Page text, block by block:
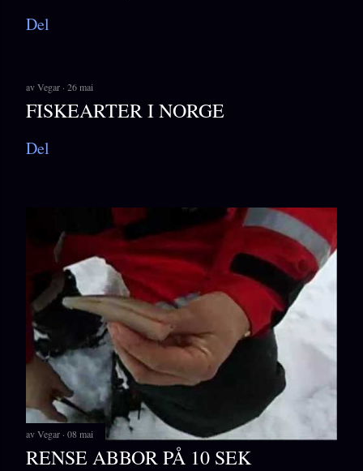
Del
avVegar 26 mai
FISKEARTER I NORGE
Del
avVegar 08 mai
RENSE ABBOR PÅ 10 SEK